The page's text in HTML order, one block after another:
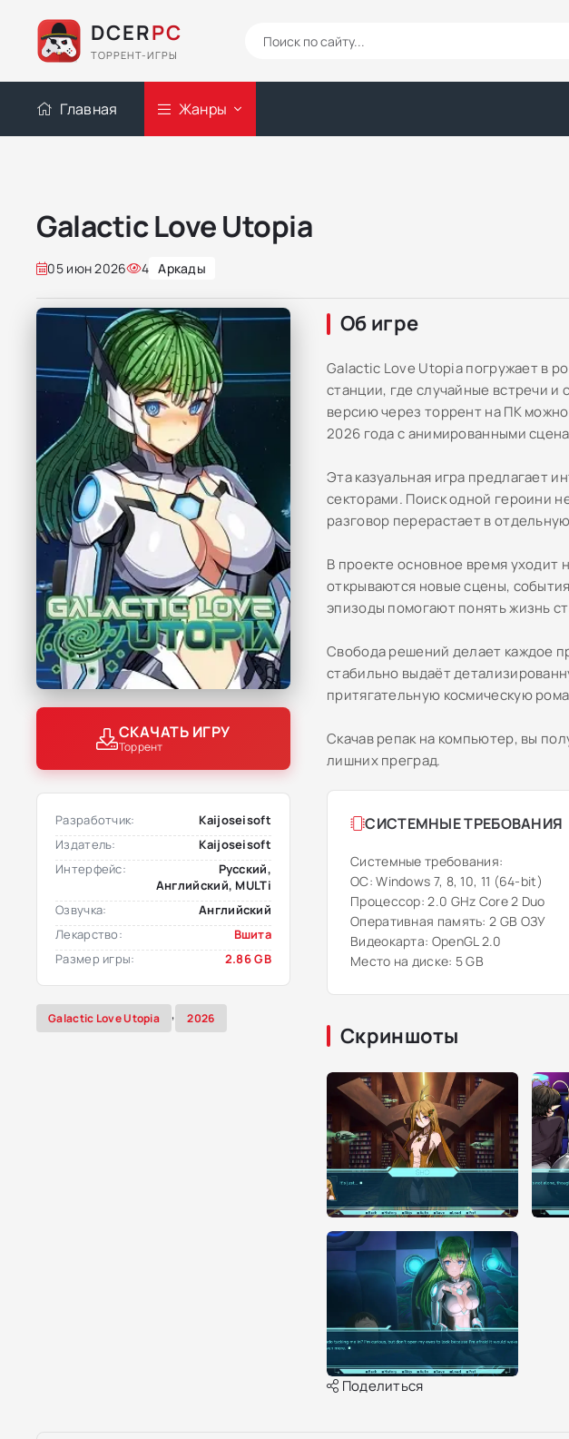
DCERPC
ТОРРЕНТ-ИГРЫ
Главная Жанры
Galactic Love Utopia
05 июн 2026 4 Аркады
СКАЧАТЬ ИГРУ
Торрент
Разработчик:
Kaijoseisoft
Издатель:
Kaijoseisoft
Интерфейс:
Русский,
Английский, MULTi
Озвучка:
Английский
Лекарство:
Вшита
Размер игры:
2.86 GB
Galactic Love Utopia , 2026
Об игре
Galactic Love Utopia погружает в
станции, где случайные встречи
версию через торрент на ПК
2026 года с анимированными
Эта казуальная игра предлагает
секторами. Поиск одной героини
разговор перерастает в
В проекте основное время
открываются новые сцены,
эпизоды помогают понять жизнь
Свобода решений делает каждое
стабильно выдаёт
притягательную космическую
Скачав репак на компьютер, вы
лишних преград.
СИСТЕМНЫЕ ТРЕБОВАНИЯ
Системные требования:
ОС: Windows 7, 8, 10, 11 (64-bit)
Процессор: 2.0 GHz Core 2 Duo
Оперативная память: 2 GB ОЗУ
Видеокарта: OpenGL 2.0
Место на диске: 5 GB
Скриншоты
Поделиться